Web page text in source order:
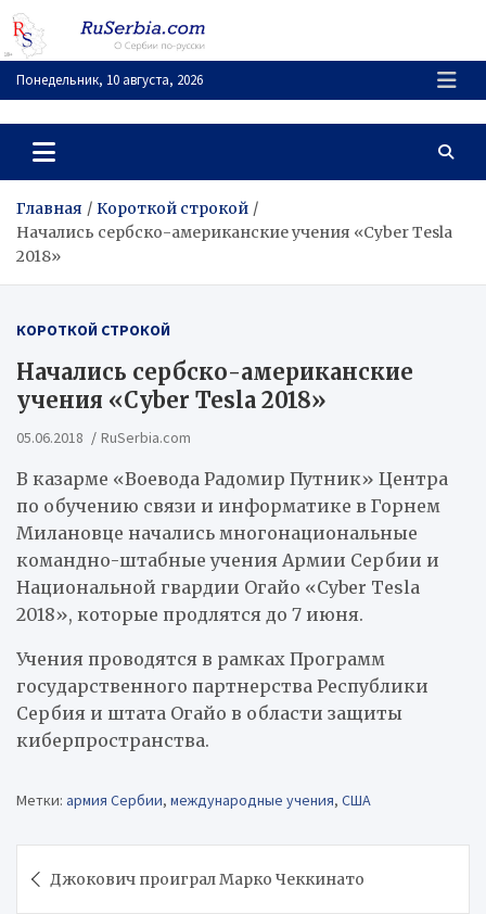
Перейти
содержимому
Понедельник, 10 августа, 2026
RuSerbia.com
О Сербии – по-русски
Главная
Короткой строкой
Начались сербско-американские учения «Cyber Tesla
2018»
КОРОТКОЙ СТРОКОЙ
Начались сербско-американские
учения «Cyber Tesla 2018»
05.06.2018 RuSerbia.com
В казарме «Воевода Радомир Путник» Центра
по обучению связи и информатике в Горнем
Милановце начались многонациональные
командно-штабные учения Армии Сербии и
Национальной гвардии Огайо «Cyber Tesla
2018», которые продлятся до 7 июня.
Учения проводятся в рамках Программ
государственного партнерства Республики
Сербия и штата Огайо в области защиты
киберпространства.
Метки: армия Сербии, международные учения, США
по Джокович проиграл Марко Чеккинато